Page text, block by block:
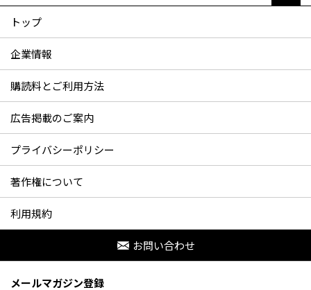
トップ
企業情報
購読料とご利用方法
広告掲載のご案内
プライバシーポリシー
著作権について
利用規約
お問い合わせ
メールマガジン登録